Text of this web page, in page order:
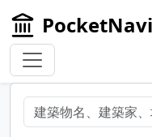
PocketNavi